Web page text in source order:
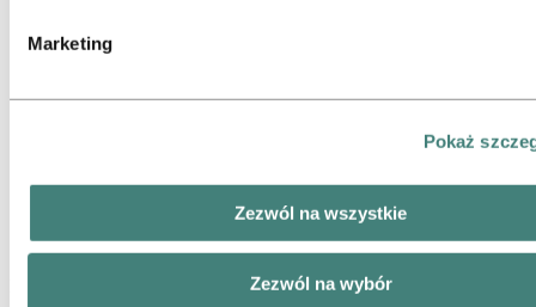
Marketing
Pokaż
Zezwól na wszystkie
Zezwól na wybór
Chłodzenie i ogrzewanie w motoryzacji
Praktycznie we wszystkich działaniach producentów samochodów